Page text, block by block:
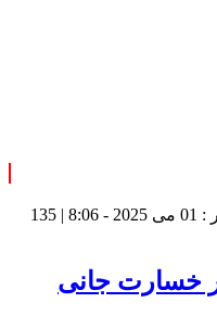
|
135
خسارت جانی